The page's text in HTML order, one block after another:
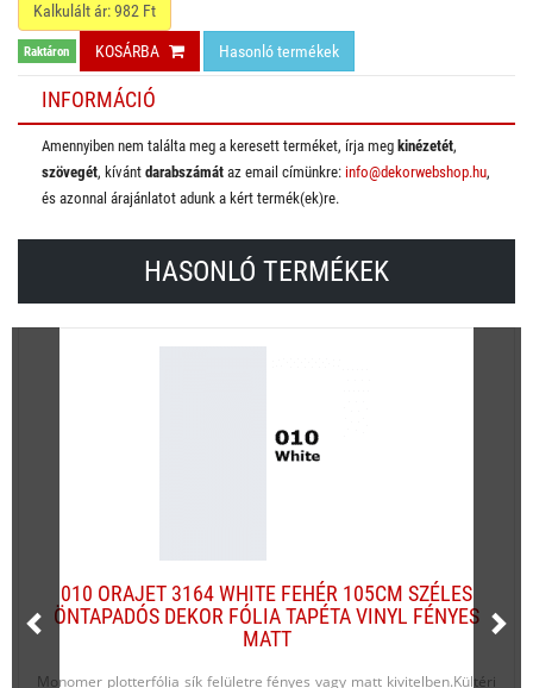
Kalkulált ár:982 Ft
Raktáron KOSÁRBA Hasonló termékek
INFORMÁCIÓ
Amennyiben nem találta meg a keresett terméket, írja meg kinézetét,
szövegét, kívánt darabszámát az email címünkre: info@dekorwebshop.hu,
és azonnal árajánlatot adunk a kért termék(ek)re.
HASONLÓ TERMÉKEK
010 ORAJET 3164 WHITE FEHÉR 105CM SZÉLES
ÖNTAPADÓS DEKOR FÓLIA TAPÉTA VINYL FÉNYES
MATT
Monomer plotterfólia sík felületre fényes vagy matt kivitelben.Kültéri